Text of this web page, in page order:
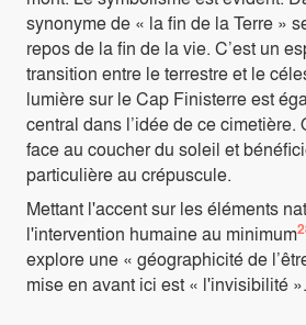
synonyme de « la fin de la Terre »
repos de la fin de la vie. C’est un
transition entre le terrestre et le
lumière sur le Cap Finisterre est
central dans l’idée de ce cimetière.
face au coucher du soleil et
particulière au crépuscule.
Mettant l'accent sur les éléments
l'intervention humaine au minimum
explore une « géographicité de
mise en avant ici est « l'invisibilité ».